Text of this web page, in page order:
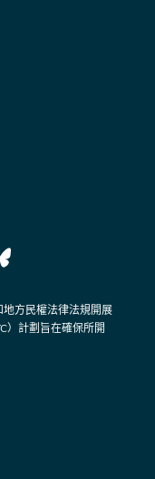
方民權法律法規開展
）計劃旨在確保所開